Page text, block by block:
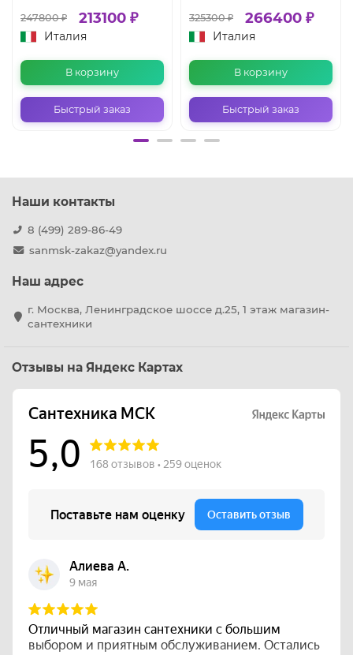
247800 ₽ 213100 ₽
Италия
В корзину
Быстрый заказ
325300 ₽ 266400 ₽
Италия
В корзину
Быстрый заказ
Наши контакты
8 (499) 289-86-49
sanmsk-zakaz@yandex.ru
Наш адрес
г. Москва, Ленинградское шоссе д.25, 1 этаж магазин-
сантехники
Отзывы на Яндекс Картах